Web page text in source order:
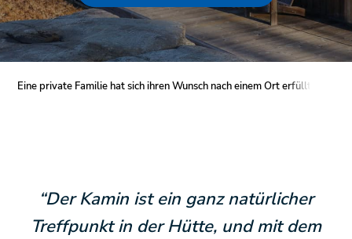
Eine private Familie hat sich ihren Wunsch nach einem Ort erfüllt, an
“Der Kamin ist ein ganz natürlicher
Treffpunkt in der Hütte, und mit dem